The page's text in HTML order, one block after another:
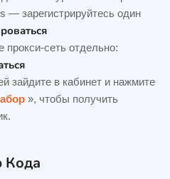
— зарегистрируйтесь один
прокси-сеть отдельно:
зайдите в кабинет и нажмите
», чтобы получить
Кода